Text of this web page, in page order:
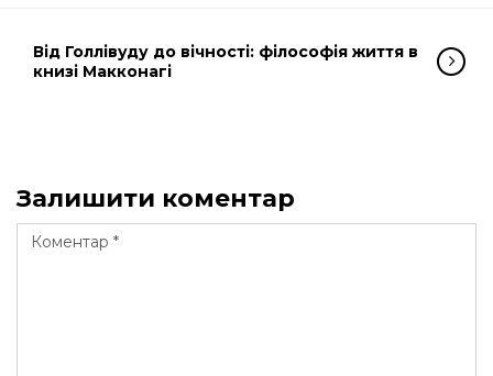
Від Голлівуду до вічності: філософія життя в
книзі Макконагі
Залишити коментар